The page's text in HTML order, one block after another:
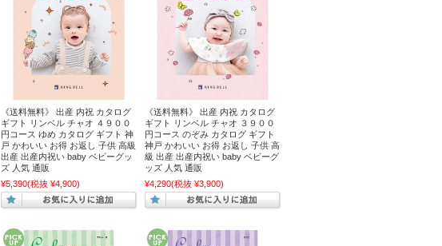
《送料無料》 出産 内祝 カタログ
ギフト リンベル チャオ ４９００
円コース ゆめ カタログ ギフト 神
戸 かわいい お得 お返し 子供 高級
出産 出産内祝い baby ベビーグッ
ズ 人気 通販
¥5,390(税抜 ¥4,900)
《送料無料》 出産 内祝 カタログ
ギフト リンベル チャオ ３９００
円コース のぞみ カタログ ギフト
神戸 かわいい お得 お返し 子供 高
級 出産 出産内祝い baby ベビーグ
ッズ 人気 通販
¥4,290(税抜 ¥3,900)